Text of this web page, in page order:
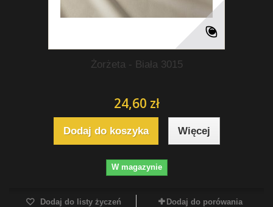
Żorżeta - Biała 3015
24,60 zł
Dodaj do koszyka Więcej
W magazynie
Dodaj do listy życzeń Dodaj do porówania